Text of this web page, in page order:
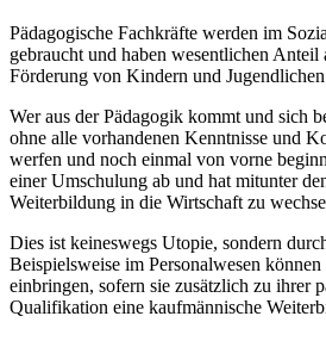
Pädagogische Fachkräfte werden im
gebraucht und haben wesentlichen Anteil
Förderung von Kindern und
Wer aus der Pädagogik kommt und sich
ohne alle vorhandenen Kenntnisse und
werfen und noch einmal von vorne
einer Umschulung ab und hat mitunter
Weiterbildung in die Wirtschaft zu
Dies ist keineswegs Utopie, sondern
Beispielsweise im Personalwesen
einbringen, sofern sie zusätzlich zu ihrer
Qualifikation eine kaufmännische